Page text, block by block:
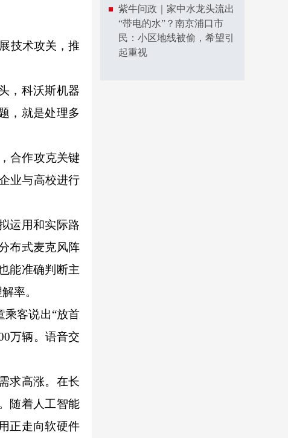
技术攻关，推
，科沃斯机器
，就是处理多
合作攻克关键
业与高校进行
运用和实际路
布式麦克风阵
能准确判断主
率。
客说出“放首
万辆。语音交
求高涨。在长
随着人工智能
正走向软硬件
紫牛问政｜家中水龙头流出
“带电的水”？南京浦口市
民：小区地线被偷，希望引
起重视